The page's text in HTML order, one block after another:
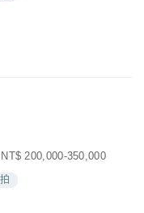
200,000-350,000